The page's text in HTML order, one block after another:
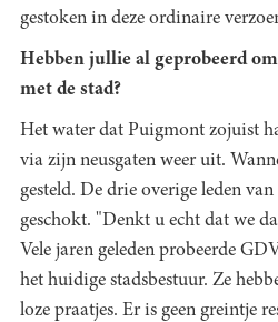
gestoken in deze ordinaire
Hebben jullie al geprobeerd
met de stad?
Het water dat Puigmont zojuist
via zijn neusgaten weer uit.
gesteld. De drie overige leden
geschokt. "Denkt u echt dat we
Vele jaren geleden probeerde
het huidige stadsbestuur. Ze
loze praatjes. Er is geen greintje